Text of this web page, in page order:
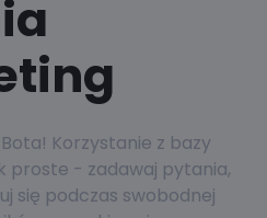
Korzystanie z bazy
proste - zadawaj pytania,
się podczas swobodnej